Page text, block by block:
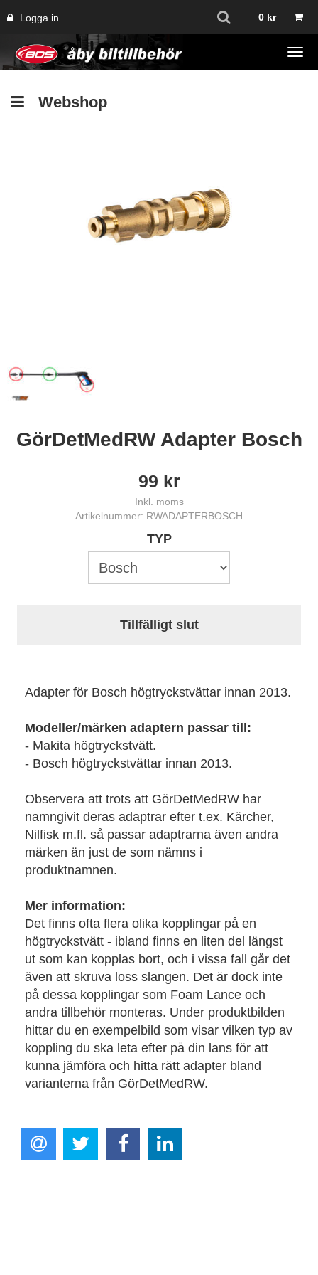
Logga in 0 kr
Webshop
GörDetMedRW Adapter Bosch
99 kr
Inkl. moms
Artikelnummer: RWADAPTERBOSCH
TYP
Tillfälligt slut
Adapter för Bosch högtryckstvättar innan 2013.
Modeller/märken adaptern passar till:
- Makita högtryckstvätt.
- Bosch högtryckstvättar innan 2013.
Observera att trots att GörDetMedRW har
namngivit deras adaptrar efter t.ex. Kärcher,
Nilfisk m.fl. så passar adaptrarna även andra
märken än just de som nämns i
produktnamnen.
Mer information:
Det finns ofta flera olika kopplingar på en
högtryckstvätt - ibland finns en liten del längst
ut som kan kopplas bort, och i vissa fall går det
även att skruva loss slangen. Det är dock inte
på dessa kopplingar som Foam Lance och
andra tillbehör monteras. Under produktbilden
hittar du en exempelbild som visar vilken typ av
koppling du ska leta efter på din lans för att
kunna jämföra och hitta rätt adapter bland
varianterna från GörDetMedRW.